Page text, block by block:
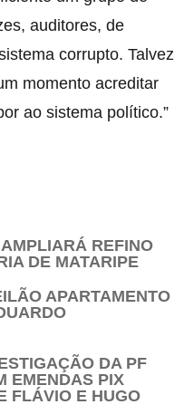
auditores, de
corrupto. Talvez
momento acreditar
ao sistema político.”
REFINO
DE MATARIPE
APARTAMENTO
DA PF
EMENDAS PIX
FLÁVIO E HUGO